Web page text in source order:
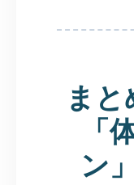
ま
「
ン